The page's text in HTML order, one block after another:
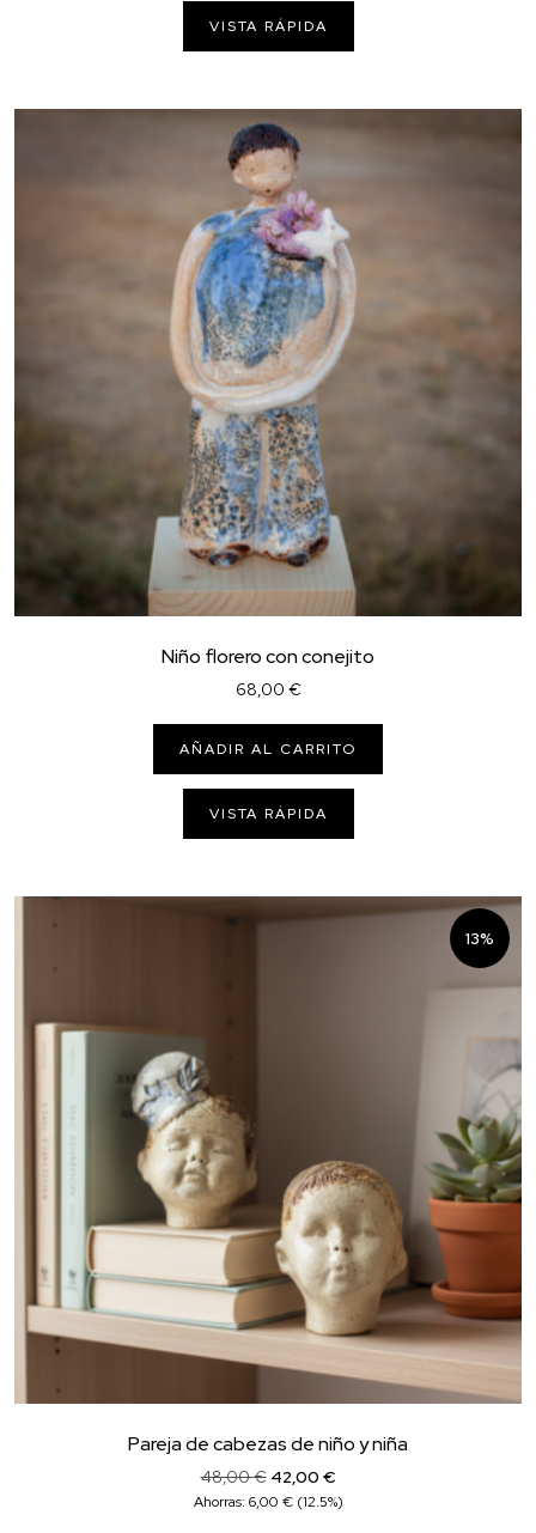
VISTA RÁPIDA
Niño florero con conejito
68,00 €
AÑADIR AL CARRITO
VISTA RÁPIDA
13%
Pareja de cabezas de niño y niña
48,00€ El
precio
42,00 €El
precio
Ahorras: 6,00 € (12.5%)